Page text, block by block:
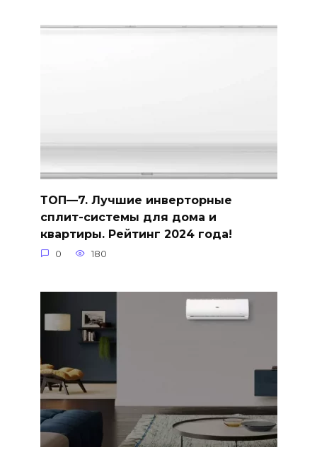
ТОП—7. Лучшие инверторные
сплит-системы для дома и
квартиры. Рейтинг 2024 года!
0 180